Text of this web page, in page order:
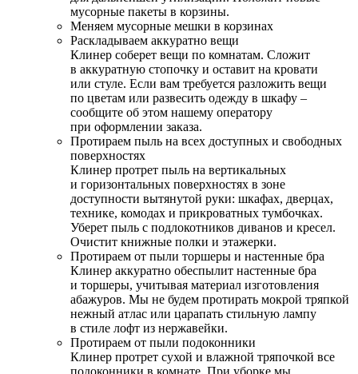
мусорные пакеты в корзины.
Меняем мусорные мешки в корзинах
Раскладываем аккуратно вещи
Клинер соберет вещи по комнатам. Сложит
в аккуратную стопочку и оставит на кровати
или стуле. Если вам требуется разложить вещи
по цветам или развесить одежду в шкафу –
сообщите об этом нашему оператору
при оформлении заказа.
Протираем пыль на всех доступных и свободных
поверхностях
Клинер протрет пыль на вертикальных
и горизонтальных поверхностях в зоне
доступности вытянутой руки: шкафах, дверцах,
технике, комодах и прикроватных тумбочках.
Уберет пыль с подлокотников диванов и кресел.
Очистит книжные полки и этажерки.
Протираем от пыли торшеры и настенные бра
Клинер аккуратно обеспылит настенные бра
и торшеры, учитывая материал изготовления
абажуров. Мы не будем протирать мокрой тряпкой
нежный атлас или царапать стильную лампу
в стиле лофт из нержавейки.
Протираем от пыли подоконники
Клинер протрет сухой и влажной тряпочкой все
подоконники в комнате. При уборке мы